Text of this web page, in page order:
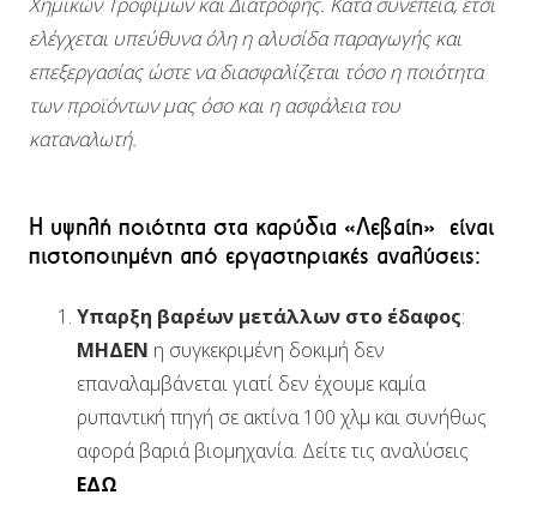
ελέγχεται υπεύθυνα όλη η αλυσίδα παραγωγής και
επεξεργασίας ώστε να διασφαλίζεται τόσο η ποιότητα
των προϊόντων μας όσο και η ασφάλεια του
καταναλωτή.
Η υψηλή ποιότητα στα καρύδια «Λεβαίη» είναι
πιστοποιημένη από εργαστηριακές αναλύσεις:
Υπαρξη βαρέων μετάλλων στο έδαφος:
ΜΗΔΕΝ η συγκεκριμένη δοκιμή δεν
επαναλαμβάνεται γιατί δεν έχουμε καμία
ρυπαντική πηγή σε ακτίνα 100 χλμ και συνήθως
αφορά βαριά βιομηχανία. Δείτε τις αναλύσεις
ΕΔΩ